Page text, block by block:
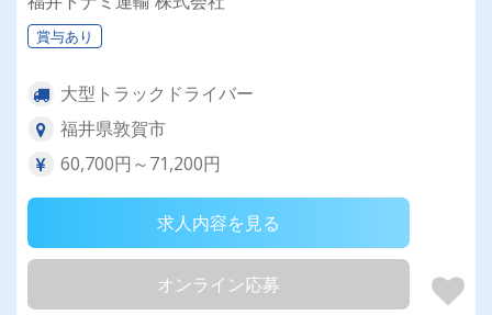
賞与あり
大型トラックドライバー
福井県敦賀市
60,700円～71,200円
求人内容を見る
オンライン応募